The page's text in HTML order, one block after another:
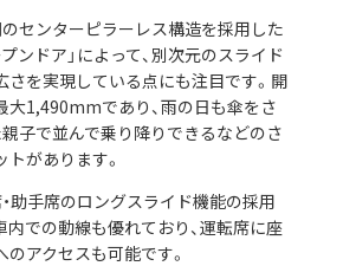
のセンターピラーレス構造を採用した
ンドア」によって、別次元のスライド
さを実現している点にも注目です。開
大1,490mmであり、雨の日も傘をさ
親子で並んで乗り降りできるなどのさ
があります。
・助手席のロングスライド機能の採用
内での動線も優れており、運転席に座
のアクセスも可能です。